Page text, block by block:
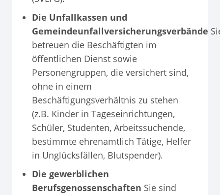
Die Unfallkassen und
Gemeindeunfallversicherungsverbände
betreuen die Beschäftigten im
öffentlichen Dienst sowie
Personengruppen, die versichert sind,
ohne in einem
Beschäftigungsverhältnis zu stehen
(z.B. Kinder in Tageseinrichtungen,
Schüler, Studenten, Arbeitssuchende,
bestimmte ehrenamtlich Tätige, Helfer
in Unglücksfällen, Blutspender).
Die gewerblichen
Berufsgenossenschaften Sie sind